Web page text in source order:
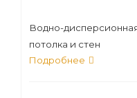
Водно-
потолка и стен
Подробнее